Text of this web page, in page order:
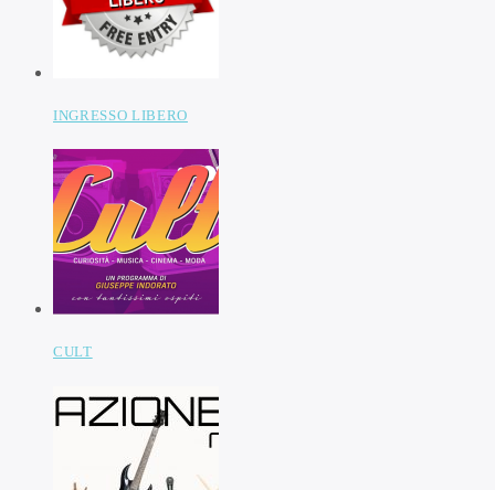
INGRESSO LIBERO
CULT